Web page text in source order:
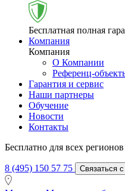
Бесплатная полная
Компания
Компания
О Компании
Референц-
Гарантия и сервис
Наши партнеры
Обучение
Новости
Контакты
Бесплатно для всех
8 (495) 150 57 75 Связаться